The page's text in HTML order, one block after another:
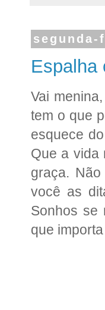
Espalha
Vai
tem o que
esquece
Que a vida
graça.
você as
Sonhos se
que